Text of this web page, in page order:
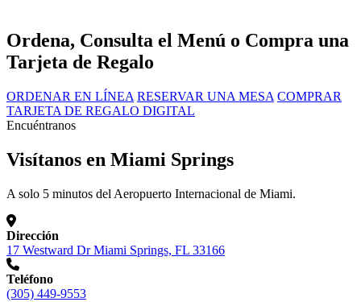
Ordena, Consulta el Menú o Compra una
Tarjeta de Regalo
ORDENAR EN LÍNEA RESERVAR UNA MESA COMPRAR
TARJETA DE REGALO DIGITAL
Encuéntranos
Visítanos en Miami Springs
A solo 5 minutos del Aeropuerto Internacional de Miami.
Dirección
17 Westward Dr Miami Springs, FL 33166
Teléfono
(305) 449-9553